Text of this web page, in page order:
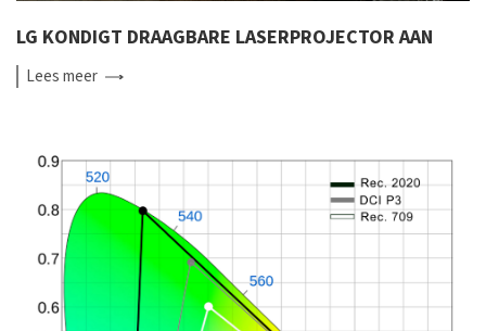
LG KONDIGT DRAAGBARE LASERPROJECTOR AAN
Leesmeer